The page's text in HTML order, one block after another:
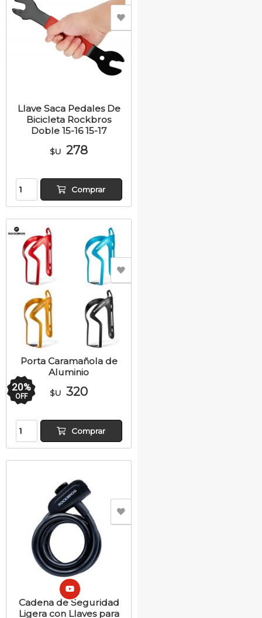
Llave Saca Pedales De
Bicicleta Rockbros
Doble 15-16 15-17
$U 278
Comprar
Porta Caramañola de
Aluminio
20%
OFF $U 320
Comprar
Cadena de Seguridad
Ligera con Llaves para